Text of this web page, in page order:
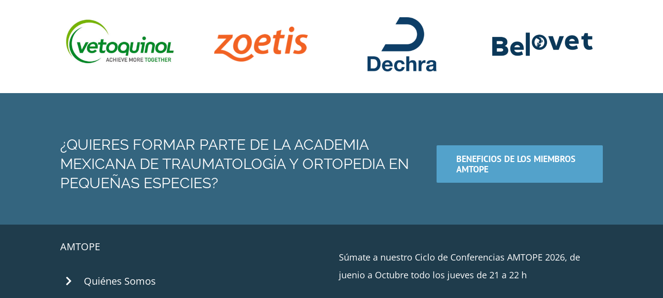
¿QUIERES FORMAR PARTE DE LA ACADEMIA
MEXICANA DE TRAUMATOLOGÍA Y ORTOPEDIA EN
PEQUEÑAS ESPECIES?
BENEFICIOS DE LOS MIEMBROS
AMTOPE
AMTOPE
Quiénes Somos
Súmate a nuestro Ciclo de Conferencias AMTOPE 2026, de
juenio a Octubre todo los jueves de 21 a 22 h